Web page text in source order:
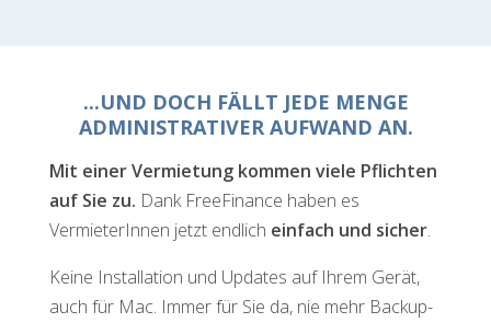
...UND DOCH FÄLLT JEDE MENGE
ADMINISTRATIVER AUFWAND AN.
Mit einer Vermietung kommen viele Pflichten
auf Sie zu. Dank FreeFinance haben es
VermieterInnen jetzt endlich einfach und sicher.
Keine Installation und Updates auf Ihrem Gerät,
auch für Mac. Immer für Sie da, nie mehr Backup-